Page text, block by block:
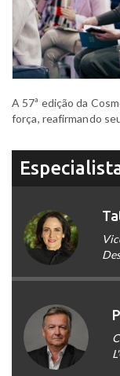
A 57ª edição da
força, reafirmando